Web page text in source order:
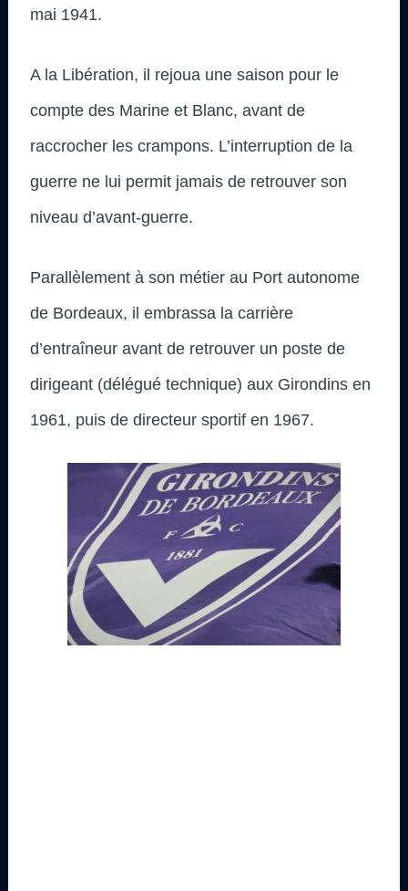
mai 1941.
A la Libération, il rejoua une saison pour le
compte des Marine et Blanc, avant de
raccrocher les crampons. L’interruption de la
guerre ne lui permit jamais de retrouver son
niveau d’avant-guerre.
Parallèlement à son métier au Port autonome
de Bordeaux, il embrassa la carrière
d’entraîneur avant de retrouver un poste de
dirigeant (délégué technique) aux Girondins en
1961, puis de directeur sportif en 1967.